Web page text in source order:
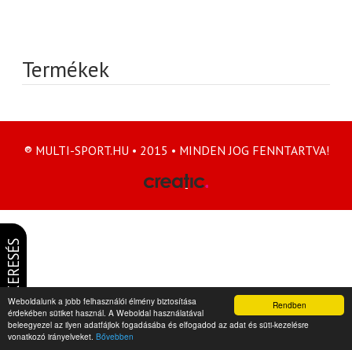
Rendben
Weboldalunk a jobb felhasználói élmény biztosítása
érdekében sütiket használ. A Weboldal használatával
beleegyezel az ilyen adatfájlok fogadásába és elfogadod az adat és süti-kezelésre
vonatkozó irányelveket. Bővebben
KERESÉS
Termékek
® MULTI-SPORT.HU • 2015 • MINDEN JOG FENNTARTVA!